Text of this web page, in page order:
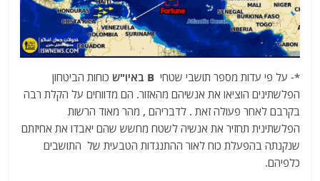
*- על פי עדות מספר תושבי שטחי B באיו"ש
כוחות הביטחון
הפלשתינים הוציאו את אנשיהם מהאזור. הם מדווחים על הקלת רבה
בקרבם לאחר פעולה זאת . לדבריהם , מהר מאוד הרשות
הפלשתינית תחזיר את אנשיה לשטח מחשש שהם יאבדו את אחיזתם
שנקנתה בהפעלת כוח לאור ההתנגדות הטבעית של התושבים
כלפיהם.